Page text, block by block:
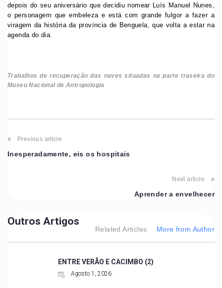
depois do seu aniversário que decidiu nomear Luís Manuel Nunes,
o personagem que embeleza e está com grande fulgor a fazer a
viragem da história da província de Benguela, que volta a estar na
agenda do dia.
Trabalhos de recuperação das naves situadas na parte traseira do
Museu Nacional de Antropologia
Previous article
Inesperadamente, eis os hospitais
Next article
Aprender a envelhecer
Outros Artigos
Related Articles More from Author
ENTRE VERÃO E CACIMBO (2)
Agosto 1, 2026